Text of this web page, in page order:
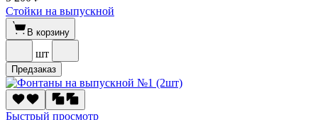
Стойки на выпускной
В корзину
шт
Предзаказ
Быстрый просмотр